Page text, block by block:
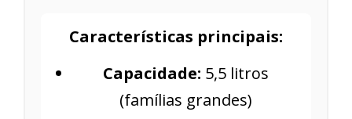
Características principais:
Capacidade: 5,5 litros
(famílias grandes)